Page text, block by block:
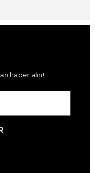
haber alın!